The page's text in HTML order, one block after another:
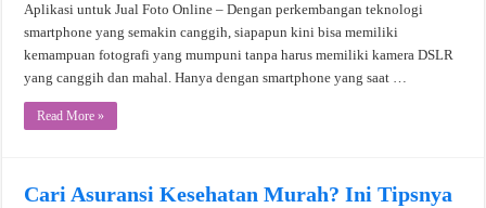
Aplikasi untuk Jual Foto Online – Dengan perkembangan teknologi
smartphone yang semakin canggih, siapapun kini bisa memiliki
kemampuan fotografi yang mumpuni tanpa harus memiliki kamera DSLR
yang canggih dan mahal. Hanya dengan smartphone yang saat …
Read More »
Cari Asuransi Kesehatan Murah? Ini Tipsnya